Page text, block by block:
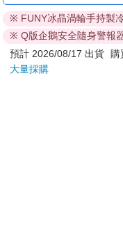
ATM提款機，請不要聽
退換貨須知：
**提醒您，鑑賞期不等
依據「消費者保護法
※ FUNY冰晶渦輪手持製
※ Q版企鵝安全隨身警報
預計 2026/08/17 出貨
大量採購